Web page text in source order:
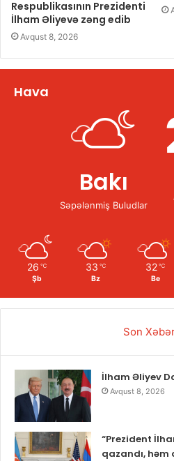
Respublikasının Prezidenti
İlham Əliyevə zəng edib
Avqust 8, 2026
Hava
Bakı
Səpələnmiş Buludlar
26 ℃
Şb
33 ℃
Bz
32 ℃
Be
Son
İlham Əliyev
Avqust 8, 2026
“Prezident
qazandı, həm